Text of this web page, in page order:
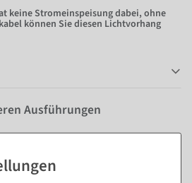
keine Stromeinspeisung dabei, ohne
können Sie diesen Lichtvorhang
Ausführungen